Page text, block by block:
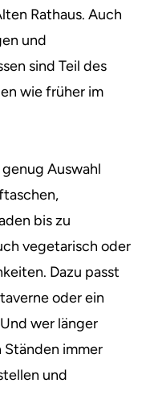
Rathaus. Auch
und
sind Teil des
wie früher im
Auswahl
bis zu
vegetarisch oder
Dazu passt
oder ein
wer länger
immer
und